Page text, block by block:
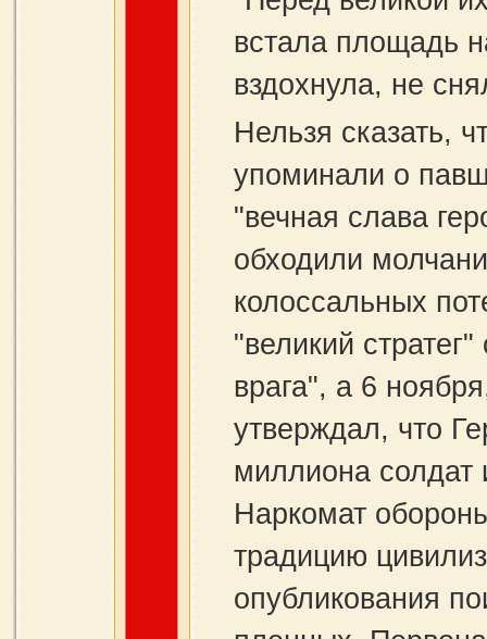
встала площадь
вздохнула, не
Нельзя сказать,
упоминали о
"вечная слава
обходили
колоссальных
"великий
врага", а 6
утверждал, что
миллиона
Наркомат
традицию
опубликования